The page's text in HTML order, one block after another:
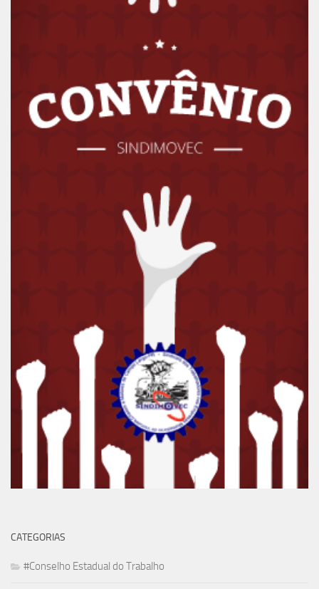
CATEGORIAS
#Conselho Estadual do Trabalho